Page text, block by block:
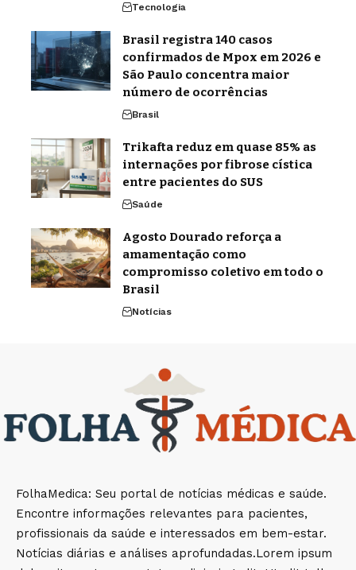
Tecnologia
Brasil registra 140 casos
confirmados de Mpox em 2026 e
São Paulo concentra maior
número de ocorrências
Brasil
Trikafta reduz em quase 85% as
internações por fibrose cística
entre pacientes do SUS
Saúde
Agosto Dourado reforça a
amamentação como
compromisso coletivo em todo o
Brasil
Notícias
FolhaMedica: Seu portal de notícias médicas e saúde.
Encontre informações relevantes para pacientes,
profissionais da saúde e interessados em bem-estar.
Notícias diárias e análises aprofundadas.Lorem ipsum